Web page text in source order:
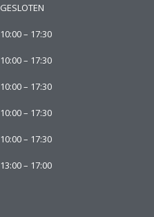
GESLOTEN
10:00 – 17:30
10:00 – 17:30
10:00 – 17:30
10:00 – 17:30
10:00 – 17:30
13:00 – 17:00